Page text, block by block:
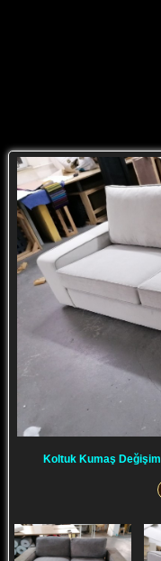
Koltuk Kumaş